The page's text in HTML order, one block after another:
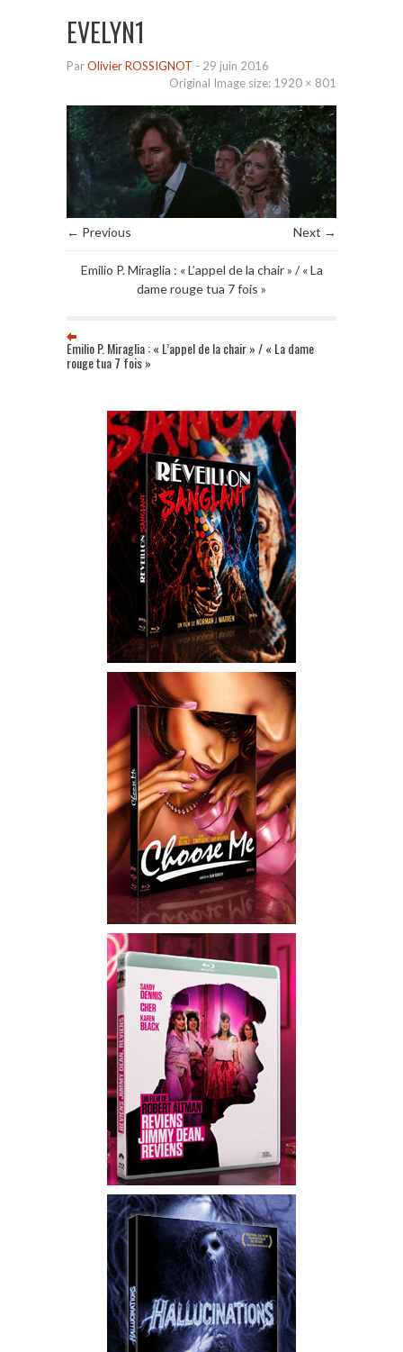
EVELYN1
ParOlivier ROSSIGNOT - 29 juin 2016
Original Image size: 1920 × 801
← Previous Next →
Emilio P. Miraglia : « L’appel de la chair » / « La
dame rouge tua 7 fois »
Emilio P. Miraglia : « L’appel de la chair » / « La dame
rouge tua 7 fois »